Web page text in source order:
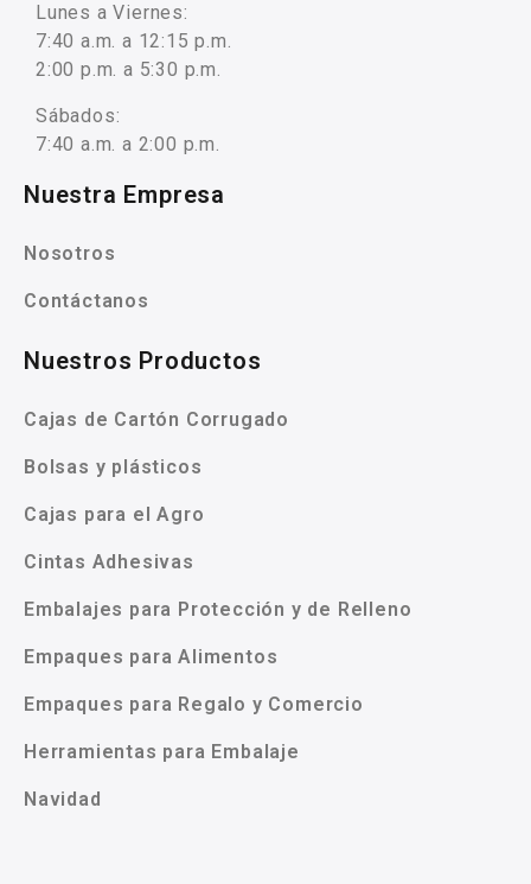
Lunes a Viernes:
7:40 a.m. a 12:15 p.m.
2:00 p.m. a 5:30 p.m.
Sábados:
7:40 a.m. a 2:00 p.m.
Nuestra Empresa
Nosotros
Contáctanos
Nuestros Productos
Cajas de Cartón Corrugado
Bolsas y plásticos
Cajas para el Agro
Cintas Adhesivas
Embalajes para Protección y de Relleno
Empaques para Alimentos
Empaques para Regalo y Comercio
Herramientas para Embalaje
Navidad